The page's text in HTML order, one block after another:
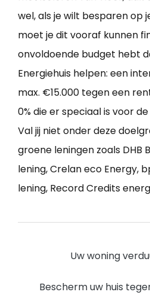
wel, als je wilt besparen op
moet je dit vooraf kunnen
onvoldoende budget hebt
Energiehuis helpen: een
max. €15.000 tegen een
0% die er speciaal is voor
Val jij niet onder deze
groene leningen zoals DHB
lening, Crelan eco Energy,
lening, Record Credits
Uw woning
Bescherm uw huis